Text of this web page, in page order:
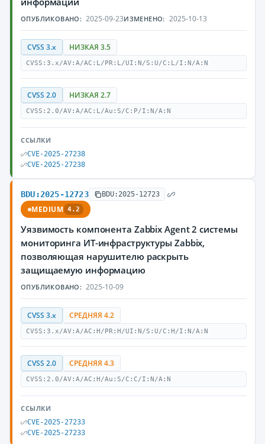
ОПУБЛИКОВАНО: 2025-09-23ИЗМЕНЕНО: 2025-10-13
CVSS 3.x НИЗКАЯ 3.5
CVSS:3.x/AV:A/AC:L/PR:L/UI:N/S:U/C:L/I:N/A:N
CVSS 2.0 НИЗКАЯ 2.7
CVSS:2.0/AV:A/AC:L/Au:S/C:P/I:N/A:N
ССЫЛКИ
CVE-2025-27238
CVE-2025-27238
BDU:2025-12723 BDU:2025-12723
MEDIUM 4.2
Уязвимость компонента Zabbix Agent 2 системы
мониторинга ИТ-инфраструктуры Zabbix,
позволяющая нарушителю раскрыть
защищаемую информацию
ОПУБЛИКОВАНО: 2025-10-09
CVSS 3.x СРЕДНЯЯ 4.2
CVSS:3.x/AV:A/AC:H/PR:H/UI:N/S:U/C:H/I:N/A:N
CVSS 2.0 СРЕДНЯЯ 4.3
CVSS:2.0/AV:A/AC:H/Au:S/C:C/I:N/A:N
ССЫЛКИ
CVE-2025-27233
CVE-2025-27233